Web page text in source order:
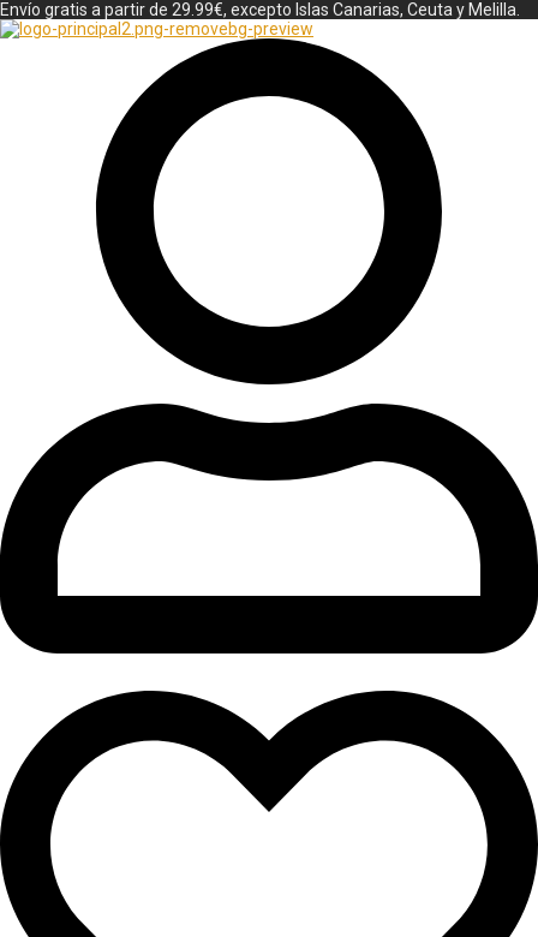
Envío gratis a partir de 29.99€, excepto Islas Canarias, Ceuta y Melilla.